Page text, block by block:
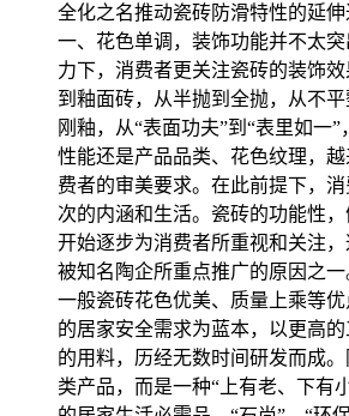
全化之名推动瓷砖防滑特性的延
一、花色单调，装饰功能并不太
力下，消费者更关注瓷砖的装饰
到釉面砖，从半抛到全抛，从不
刚釉，从“表面功夫”到“表里如一
性能还是产品品类、花色纹理，
费者的审美要求。在此前提下，
次的内涵和生活。瓷砖的功能性
开始逐步为消费者所重视和关注
被知名陶企所重点推广的原因之
一般瓷砖花色优美、质量上乘等
的居家安全需求为蓝本，以更高
的用料，历经无数时间研发而成
类产品，而是一种“上有老、下有